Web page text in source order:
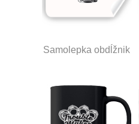
Samolepka obdĺžnik